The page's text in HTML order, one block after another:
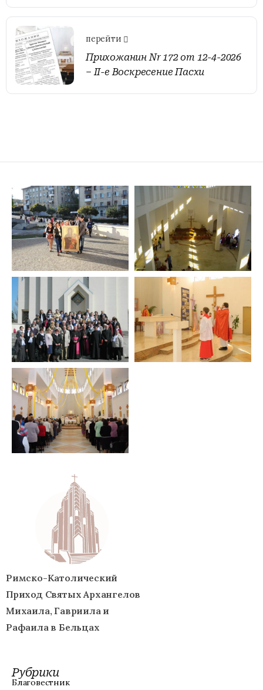
перейти
Прихожанин Nr 172 от 12-4-2026
– II-е Воскресение Пасхи
Римско-Католический
Приход Святых Архангелов
Михаила, Гавриила и
Рафаила в Бельцах
Рубрики
Благовестник